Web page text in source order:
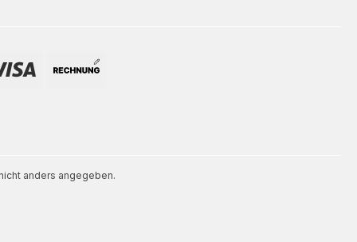
anders angegeben.